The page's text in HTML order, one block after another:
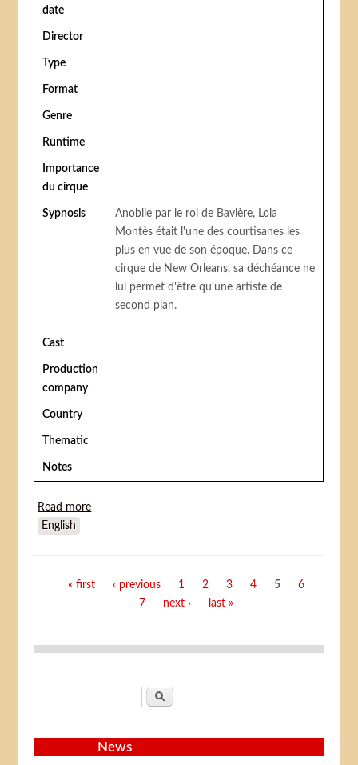
date
Director
Type
Format
Genre
Runtime
Importance
du cirque
Sypnosis
Anoblie par le roi de Bavière, Lola
Montès était l'une des courtisanes les
plus en vue de son époque. Dans ce
cirque de New Orleans, sa déchéance ne
lui permet d'être qu'une artiste de
second plan.
Cast
Production
company
Country
Thematic
Notes
Read more
English
Pages« first ‹ previous 1 2 3 4 5
6
7
next › last »
Search
News